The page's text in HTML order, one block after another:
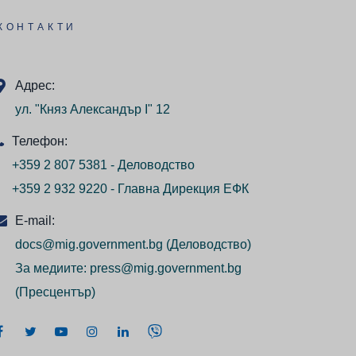
Адрес:
ул. "Княз Александър I" 12
Телефон:
+359 2 807 5381 - Деловодство
+359 2 932 9220 - Главна Дирекция ЕФК
E-mail:
docs@mig.government.bg (Деловодство)
За медиите: press@mig.government.bg
(Пресцентър)